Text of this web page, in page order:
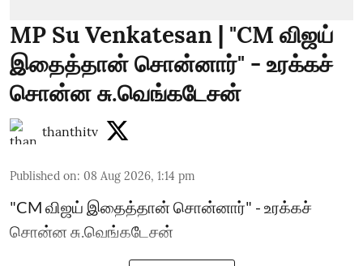
MP Su Venkatesan | "CM விஜய்
இதைத்தான் சொன்னார்" - உரக்கச்
சொன்ன சு.வெங்கடேசன்
thanthitv
Published on: 08 Aug 2026, 1:14 pm
"CM விஜய் இதைத்தான் சொன்னார்" - உரக்கச்
சொன்ன சு.வெங்கடேசன்